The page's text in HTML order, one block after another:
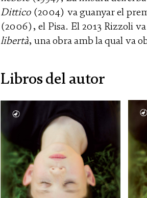
Dittico(2004) va guanyar el
(2006), el Pisa. El 2013 Rizzoli
libertà, una obra amb la qual va
Libros del autor